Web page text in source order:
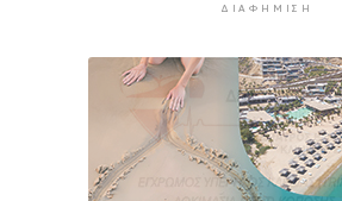
ΔΙΑΦΉΜΙΣΗ